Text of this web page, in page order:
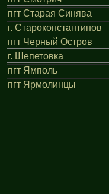
пгт Старая Синява
г. Староконстантинов
пгт Черный Остров
г. Шепетовка
пгт Ямполь
пгт Ярмолинцы